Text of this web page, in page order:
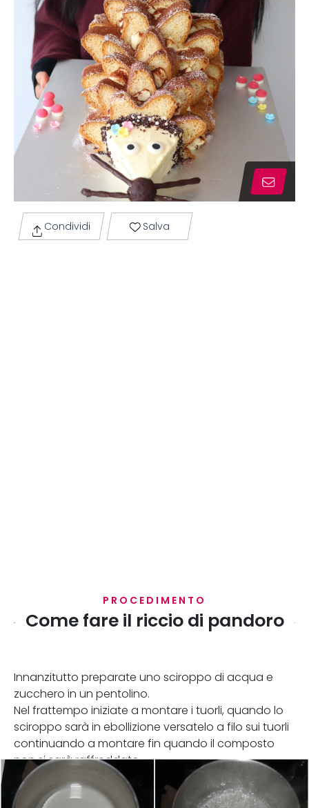
Condividi Salva
PROCEDIMENTO
Come fare il riccio di pandoro
Innanzitutto preparate uno sciroppo di acqua e
zucchero in un pentolino.
Nel frattempo iniziate a montare i tuorli, quando lo
sciroppo sarà in ebollizione versatelo a filo sui tuorli
continuando a montare fin quando il composto
non si sarà raffreddato.